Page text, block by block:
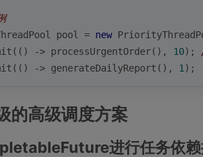
pool = new
-> processUrgentOrder(), 10);
-> generateDailyReport(), 1
的高级调度方案
进行任务依